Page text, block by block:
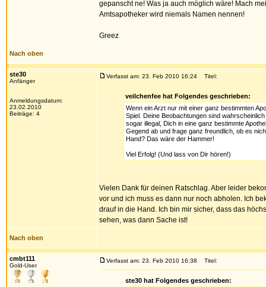
gepanscht ne! Was ja auch möglich wäre! Mach
Amtsapotheker wird niemals Namen nennen!
Greez
Nach oben
ste30
Anfänger
Anmeldungsdatum:
23.02.2010
Beiträge: 4
Verfasst am: 23. Feb 2010 16:24 Titel:
veilchenfee hat Folgendes geschrieben:
Wenn ein Arzt nur mit einer ganz bestimmten
Spiel. Deine Beobachtungen sind
sogar illegal, Dich in eine ganz bestimmte
Gegend ab und frage ganz freundlich, ob es
Hand? Das wäre der Hammer!
Viel Erfolg! (Und lass von Dir hören!)
Vielen Dank für deinen Ratschlag. Aber leider
vor und ich muss es dann nur noch abholen. Ich
drauf in die Hand. Ich bin mir sicher, dass das
sehen, was dann Sache ist!
Nach oben
cmbt111
Gold-User
Verfasst am: 23. Feb 2010 16:38 Titel:
ste30 hat Folgendes geschrieben: